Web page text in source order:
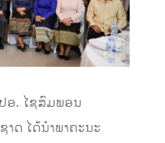
ອ. ໄຊສົມພອນ
ດ ໄດ້ນໍາພາຄະນະ